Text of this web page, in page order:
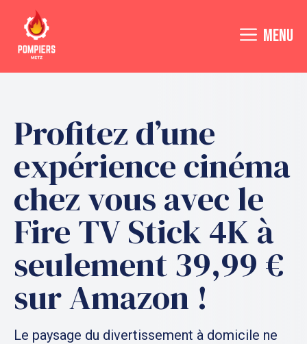
contenu
MENU
Profitez d’une
expérience cinéma
chez vous avec le
Fire TV Stick 4K à
seulement 39,99 €
sur Amazon !
Le paysage du divertissement à domicile ne